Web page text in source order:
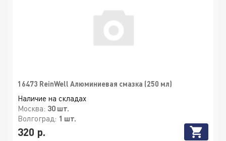
16473 ReinWell Алюминиевая смазка (250 мл)
Наличие на складах
Москва: 30 шт.
Волгоград: 1 шт.
320 р.